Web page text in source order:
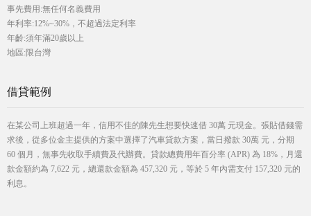
事先費用:無任何名義費用
年利率:12%~30%，不超過法定利率
年齡:須年滿20歲以上
地區:限台灣
借貸範例
在某公司上班超過一年，信用不佳的陳先生想要快速借 30萬 元現金。張貼借錢需
求後，從多位金主提供的方案中選擇了汽車貸款方案，當日撥款 30萬 元，分期
60 個月，無事先收取手續費及代辦費。貸款總費用年百分率 (APR) 為 18%，月還
款金額約為 7,622 元，總還款金額為 457,320 元，等於 5 年內需支付 157,320 元的
利息。